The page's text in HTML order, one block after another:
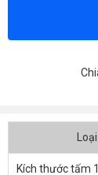
Kích thước tấm